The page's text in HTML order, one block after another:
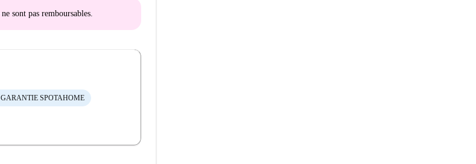
ne sont pas remboursables.
GARANTIE SPOTAHOME